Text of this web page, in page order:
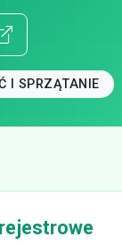
I SPRZĄTANIE